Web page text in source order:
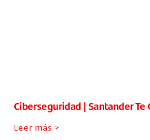
Ciberseguridad | Santander Te
Leer más >